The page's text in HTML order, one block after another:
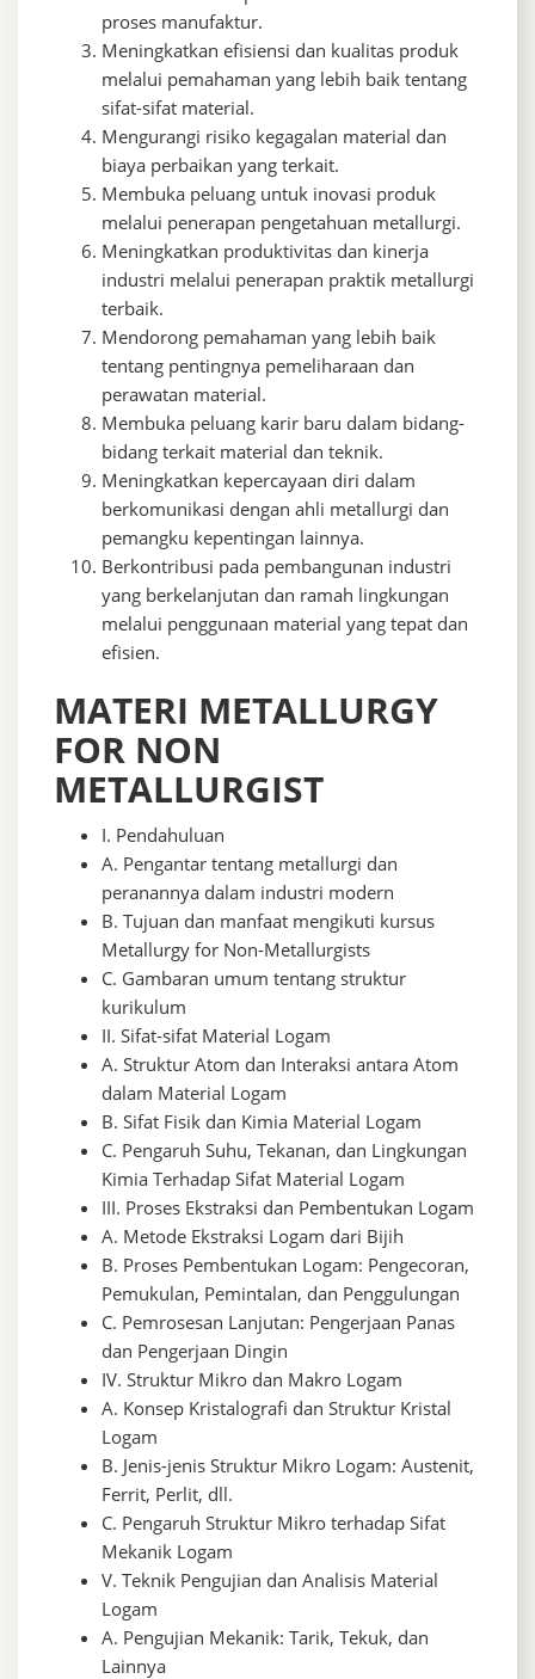
proses manufaktur.
Meningkatkan efisiensi dan kualitas produk
melalui pemahaman yang lebih baik tentang
sifat-sifat material.
Mengurangi risiko kegagalan material dan
biaya perbaikan yang terkait.
Membuka peluang untuk inovasi produk
melalui penerapan pengetahuan metallurgi.
Meningkatkan produktivitas dan kinerja
industri melalui penerapan praktik metallurgi
terbaik.
Mendorong pemahaman yang lebih baik
tentang pentingnya pemeliharaan dan
perawatan material.
Membuka peluang karir baru dalam bidang-
bidang terkait material dan teknik.
Meningkatkan kepercayaan diri dalam
berkomunikasi dengan ahli metallurgi dan
pemangku kepentingan lainnya.
Berkontribusi pada pembangunan industri
yang berkelanjutan dan ramah lingkungan
melalui penggunaan material yang tepat dan
efisien.
MATERI METALLURGY
FOR NON
METALLURGIST
I. Pendahuluan
A. Pengantar tentang metallurgi dan
peranannya dalam industri modern
B. Tujuan dan manfaat mengikuti kursus
Metallurgy for Non-Metallurgists
C. Gambaran umum tentang struktur
kurikulum
II. Sifat-sifat Material Logam
A. Struktur Atom dan Interaksi antara Atom
dalam Material Logam
B. Sifat Fisik dan Kimia Material Logam
C. Pengaruh Suhu, Tekanan, dan Lingkungan
Kimia Terhadap Sifat Material Logam
III. Proses Ekstraksi dan Pembentukan Logam
A. Metode Ekstraksi Logam dari Bijih
B. Proses Pembentukan Logam: Pengecoran,
Pemukulan, Pemintalan, dan Penggulungan
C. Pemrosesan Lanjutan: Pengerjaan Panas
dan Pengerjaan Dingin
IV. Struktur Mikro dan Makro Logam
A. Konsep Kristalografi dan Struktur Kristal
Logam
B. Jenis-jenis Struktur Mikro Logam: Austenit,
Ferrit, Perlit, dll.
C. Pengaruh Struktur Mikro terhadap Sifat
Mekanik Logam
V. Teknik Pengujian dan Analisis Material
Logam
A. Pengujian Mekanik: Tarik, Tekuk, dan
Lainnya